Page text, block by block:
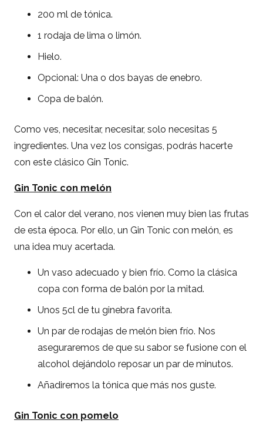
200 ml de tónica.
1 rodaja de lima o limón.
Hielo.
Opcional: Una o dos bayas de enebro.
Copa de balón.
Como ves, necesitar, necesitar, solo necesitas 5
ingredientes. Una vez los consigas, podrás hacerte
con este clásico Gin Tonic.
Gin Tonic con melón
Con el calor del verano, nos vienen muy bien las frutas
de esta época. Por ello, un Gin Tonic con melón, es
una idea muy acertada.
Un vaso adecuado y bien frío. Como la clásica
copa con forma de balón por la mitad.
Unos 5cl de tu ginebra favorita.
Un par de rodajas de melón bien frío. Nos
aseguraremos de que su sabor se fusione con el
alcohol dejándolo reposar un par de minutos.
Añadiremos la tónica que más nos guste.
Gin Tonic con pomelo